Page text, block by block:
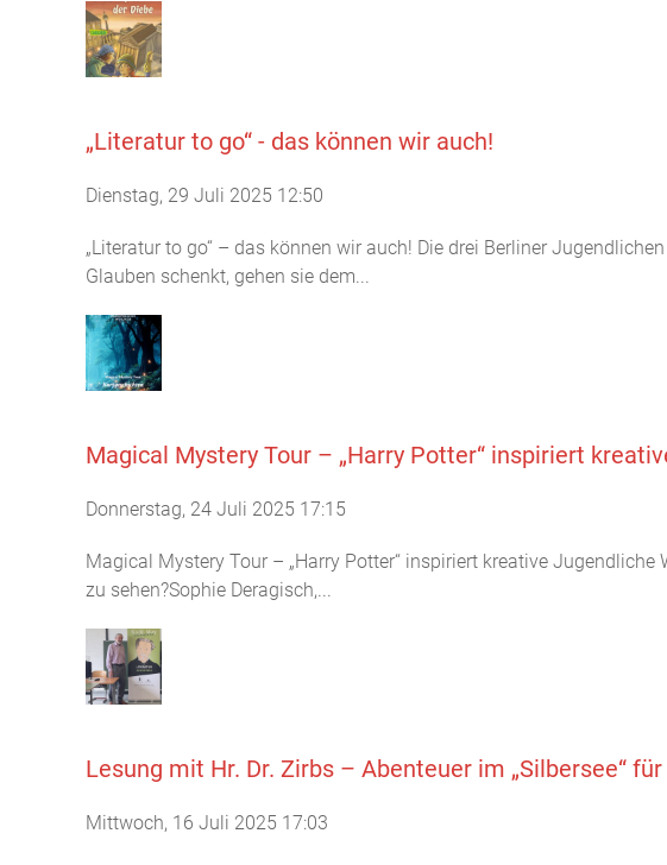
„Literatur to go“ - das können wir auch!
Dienstag, 29 Juli 2025 12:50
„Literatur to go“ – das können wir auch! Die drei Berliner
Glauben schenkt, gehen sie dem...
Magical Mystery Tour – „Harry Potter“ inspiriert
Donnerstag, 24 Juli 2025 17:15
Magical Mystery Tour – „Harry Potter“ inspiriert kreative
zu sehen?Sophie Deragisch,...
Lesung mit Hr. Dr. Zirbs – Abenteuer im „Silbersee“
Mittwoch, 16 Juli 2025 17:03